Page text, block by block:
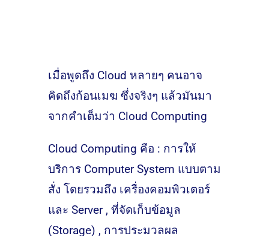
เมื่อพูดถึง Cloud หลายๆ คนอาจ
คิดถึงก้อนเมฆ ซึ่งจริงๆ แล้วมันมา
จากคำเต็มว่า Cloud Computing
Cloud Computing คือ : การให้
บริการ Computer System แบบตาม
สั่ง โดยรวมถึง เครื่องคอมพิวเตอร์
และ Server , ที่จัดเก็บข้อมูล
(Storage) , การประมวลผล